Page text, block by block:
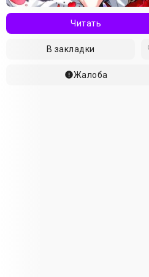
Читать
В закладки
Жалоба